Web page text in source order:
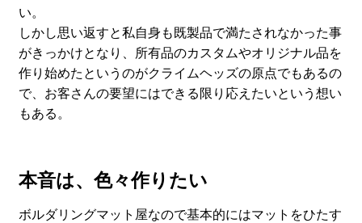
Cart
My Account
い。
しかし思い返すと私自身も既製品で満たされなかった事
がきっかけとなり、所有品のカスタムやオリジナル品を
作り始めたというのがクライムヘッズの原点でもあるの
で、お客さんの要望にはできる限り応えたいという想い
もある。
本音は、色々作りたい
ボルダリングマット屋なので基本的にはマットをひたす